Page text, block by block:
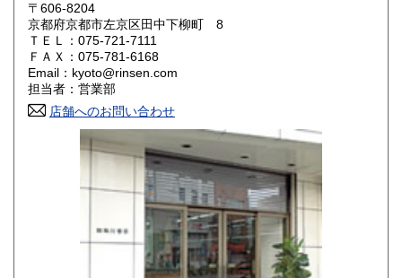
岡山県 770円
山口県 770円
香川県 770円
770円
990円 長崎県
990円 大分県
990円 鹿児島県
〒606-8204
京都府京都市左京区田中下柳町 8
ＴＥＬ：075-721-7111
ＦＡＸ：075-781-6168
Email：kyoto@rinsen.com
担当者：営業部
店舗へのお問い合わせ